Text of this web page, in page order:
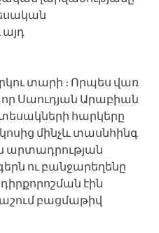
այդ
տարի ։ Որպես վառ
որ Սաուդյան Արաբիան
հարկերը
մինչև տասնհինգ
արտադրության
ու բանջարեղենը
էին
բացմաթիվ